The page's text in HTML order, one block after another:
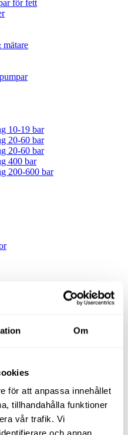
Om
för att anpassa innehållet
tillhandahålla funktioner
vår trafik. Vi
och annan
för fett
mätare
10-19 bar
20-60 bar
20-60 bar
400 bar
200-600 bar
& våtdammsugare